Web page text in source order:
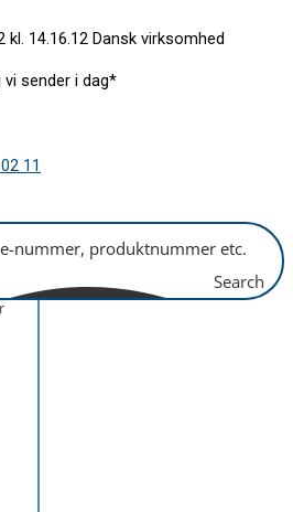
Dansk virksomhed
vi sender i dag*
11
Search